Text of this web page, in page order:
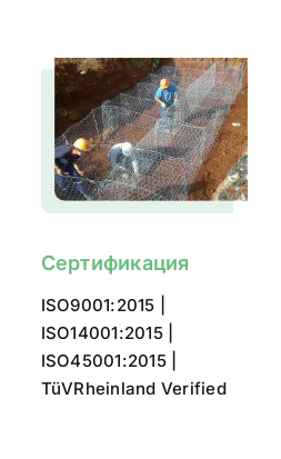
Сертификация
ISO9001:2015 |
ISO14001:2015 |
ISO45001:2015 |
TüVRheinland Verified